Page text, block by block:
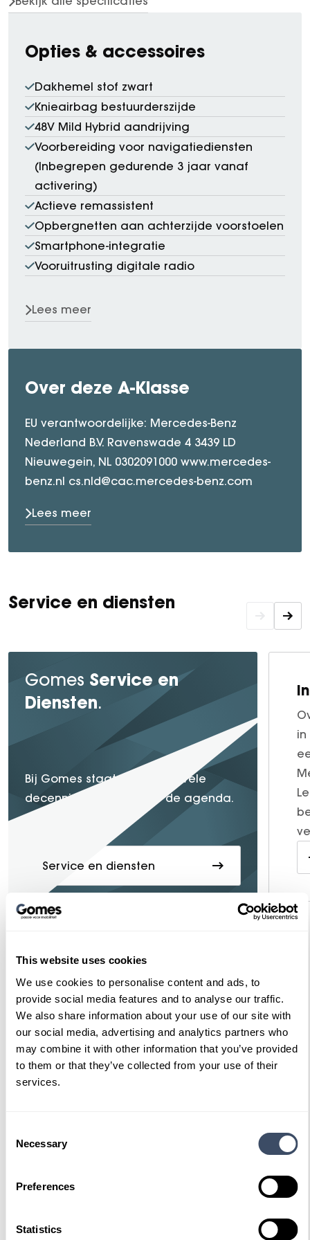
This website uses cookies
We use cookies to personalise content and ads, to
provide social media features and to analyse our traffic.
We also share information about your use of our site with
our social media, advertising and analytics partners who
may combine it with other information that you’ve provided
to them or that they’ve collected from your use of their
services.
Selection
Necessary
Preferences
Statistics
Opties & accessoires
Dakhemel stof zwart
Knieairbag bestuurderszijde
48V Mild Hybrid aandrijving
Voorbereiding voor navigatiediensten
(Inbegrepen gedurende 3 jaar vanaf
activering)
Actieve remassistent
Opbergnetten aan achterzijde voorstoelen
Smartphone-integratie
Vooruitrusting digitale radio
Lees meer
Over deze A-Klasse
EU verantwoordelijke: Mercedes-Benz
Nederland B.V. Ravenswade 4 3439 LD
Nieuwegein, NL 0302091000 www.mercedes-
benz.nl cs.nld@cac.mercedes-benz.com
Lees meer
Service en diensten
Gomes Service en
Diensten.
Bij Gomes staatservice
al vele
decennia lang hoog op de agenda.
Service en diensten
Ook interessant